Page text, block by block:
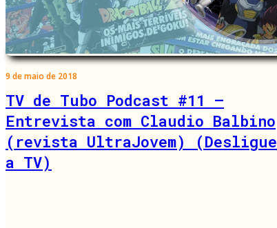
9 de maio de 2018
TV de Tubo Podcast #11 –
Entrevista com Claudio Balbino
(revista UltraJovem) (Desligue
a TV)